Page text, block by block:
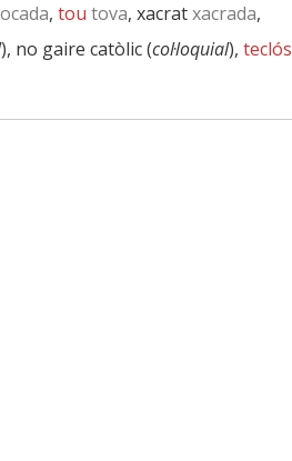
, tou tova, xacratxacrada,
), no gaire catòlic (col·loquial), teclós